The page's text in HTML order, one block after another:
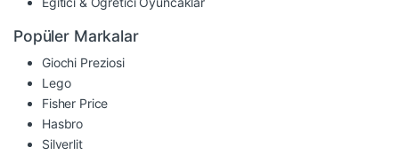
Popüler Markalar
Giochi Preziosi
Lego
Fisher Price
Hasbro
Silverlit